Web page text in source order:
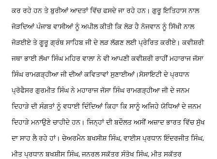
ਕਰ ਰਹੇ ਹਨ ਤੇ ਬੁਰੀਆਂ ਆਦਤਾਂ ਵਿੱਚ ਫਸਦੇ ਜਾ ਰਹੇ ਹਨ। ਗੁਰੂ ਇਤਿਹਾਸ ਨਾਲ
ਜੋੜਦਿਆਂ ਪੰਜਾਬ ਵਾਸੀਆਂ ਨੂੰ ਅਪੀਲ ਕੀਤੀ ਕਿ ਲੋੜ ਹੈ ਨੋਜਵਾਨ ਨੂੰ ਸਿੱਖੀ ਨਾਲ
ਜੋੜਈਏ ਤੇ ਗੂਰੂ ਗ੍ਰੰਥ ਸਾਹਿਬ ਜੀ ਦੇ ਲੜ ਲੱਗਣ ਲਈ ਪ੍ਰੇਰਿਤ ਕਰੀਏ। ਕਵੀਸ਼ਰੀ
ਜਥਾ ਭਾਈ ਲੱਖਾ ਸਿੰਘ ਮਹਿਰ ਵਾਲਾ ਨੇ ਵੀ ਆਪਣੀ ਕਵੀਸ਼ਰੀ ਰਾਹੀਂ ਮਹਾਰਾਜ ਜੱਸਾ
ਸਿੰਘ ਰਾਮਗੜ੍ਹੀਆ ਜੀ ਦੀਆਂ ਕਵਿਤਾਵਾਂ ਸੁਣਾਈਆਂ।ਸੋਸਾਇਟੀ ਦੇ ਪ੍ਰਧਾਨ
ਪ੍ਰੋਫੈਸਰ ਗੁਰਮੀਤ ਸਿੰਘ ਨੇ ਮਹਾਰਾਜ ਜੱਸਾ ਸਿੰਘ ਰਾਮਗੜ੍ਹੀਆ ਜੀ ਦੇ ਜਨਮ
ਦਿਹਾੜੇ ਦੀ ਸੰਗਤਾਂ ਨੂੰ ਵਧਾਈ ਦਿੰਦਿਆਂ ਕਿਹਾ ਕਿ ਸਾਨੂੰ ਅਜਿਹੇ ਯੋਧਿਆਂ ਦੇ ਜਨਮ
ਦਿਹਾੜੇ ਮਨਾਉਣੇ ਚਾਹੀਦੇ ਹਨ। ਜਿਨ੍ਹਾਂ ਦੀ ਬਦੌਲਤ ਅਸੀਂ ਅਜ਼ਾਦ ਭਾਰਤ ਵਿੱਚ ਸੁੱਖ
ਦਾ ਸਾਹ ਲੈ ਰਹੇ ਹਾਂ। ਚੇਅਰਮੈਨ ਬਖਸੀਸ਼ ਸਿੰਘ, ਵਾਈਸ ਪ੍ਰਧਾਨ ਇੰਦਰਜੀਤ ਸਿੰਘ,
ਮੀਤ ਪ੍ਰਧਾਨ ਬਖਸ਼ੀਸ ਸਿੰਘ, ਜਨਰਲ ਸਕੱਤਰ ਸੰਤੋਖ ਸਿੰਘ, ਮੀਤ ਸਕੱਤਰ